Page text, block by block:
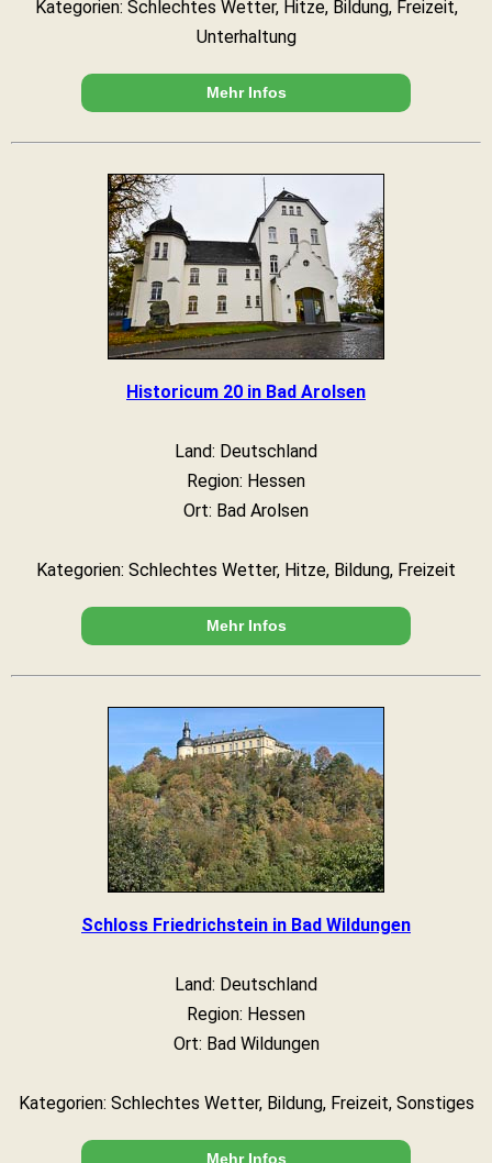
Kategorien: Schlechtes Wetter, Hitze, Bildung, Freizeit,
Unterhaltung
Mehr Infos
Historicum 20 in Bad Arolsen
Land: Deutschland
Region: Hessen
Ort: Bad Arolsen
Kategorien: Schlechtes Wetter, Hitze, Bildung, Freizeit
Mehr Infos
Schloss Friedrichstein in Bad Wildungen
Land: Deutschland
Region: Hessen
Ort: Bad Wildungen
Kategorien: Schlechtes Wetter, Bildung, Freizeit, Sonstiges
Mehr Infos